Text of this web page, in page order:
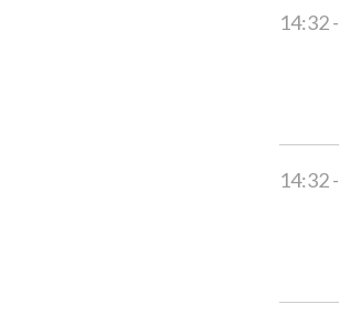
14:32 -
14:32 -